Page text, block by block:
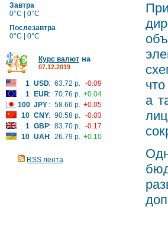
Завтра
0°C | 0°C
Послезавтра
0°C | 0°C
Курс валют на
07.12.2019
1 USD: 63.72 р. -0.09
1
EUR: 70.76 р. +0.04
100 JPY : 58.66 р. +0.05
10 CNY: 90.58 р. -0.03
1 GBP: 83.70 р. -0.17
10 UAH: 26.79 р. +0.10
RSS лента
а